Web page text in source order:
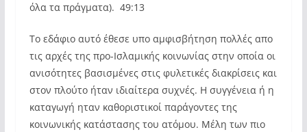
όλα τα πράγματα). 49:13
Το εδάφιο αυτό έθεσε υπο αμφισβήτηση πολλές απο
τις αρχές της προ-Ισλαμικής κοινωνίας στην οποία οι
ανισότητες βασισμένες στις φυλετικές διακρίσεις και
στον πλούτο ήταν ιδιαίτερα συχνές. Η συγγένεια ή η
καταγωγή ηταν καθοριστικοί παράγοντες της
κοινωνικής κατάστασης του ατόμου. Μέλη των πιο